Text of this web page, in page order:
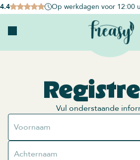
4.4 Op werkdagen voor 12:00
Vul onderstaande
Voornaam
Achternaam